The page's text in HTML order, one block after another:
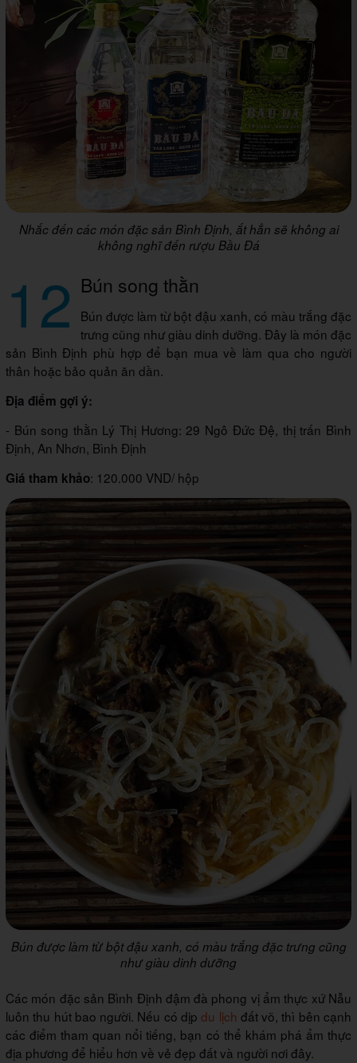
Nhắc đến các món đặc sản Bình Định, ắt hẳn sẽ không ai
không nghĩ đến rượu Bầu Đá
12 Bún song thằn
Bún được làm từ bột đậu xanh, có màu trắng đặc
trưng cũng như giàu dinh dưỡng. Đây là món đặc
sản Bình Định phù hợp để bạn mua về làm qua cho người
thân hoặc bảo quản ăn dần.
Địa điểm gợi ý:
- Bún song thằn Lý Thị Hương: 29 Ngô Đức Đệ, thị trấn Bình
Định, An Nhơn, Bình Định
Giá tham khảo: 120.000 VND/ hộp
Bún được làm từ bột đậu xanh, có màu trắng đặc trưng cũng
như giàu dinh dưỡng
Các món đặc sản Bình Định đậm đà phong vị ẩm thực xứ Nẫu
luôn thu hút bao người. Nếu có dịpdu lịch đất võ, thì bên cạnh
các điểm tham quan nổi tiếng, bạn có thể khám phá ẩm thực
địa phương để hiểu hơn về vẻ đẹp đất và người nơi đây.